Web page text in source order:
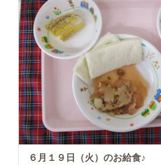
６月１９日（火）のお給食♪